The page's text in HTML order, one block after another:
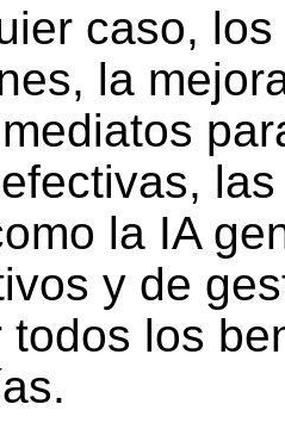
caso,
la
la IA
y de
todos los